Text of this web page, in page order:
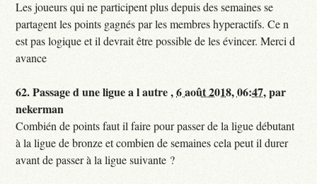
Les joueurs qui ne participent plus depuis des semaines se
partagent les points gagnés par les membres hyperactifs. Ce n
est pas logique et il devrait être possible de les évincer. Merci d
avance
62.Passage d une ligue a l autre ,6 août 2018, 06:47,par
nekerman
Combién de points faut il faire pour passer de la ligue débutant
à la ligue de bronze et combien de semaines cela peut il durer
avant de passer à la ligue suivante ?